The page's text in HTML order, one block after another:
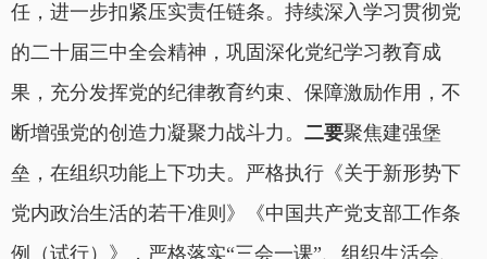
任，进一步扣紧压实责任链条。持续深入学习贯彻党
的二十届三中全会精神，巩固深化党纪学习教育成
果，充分发挥党的纪律教育约束、保障激励作用，不
断增强党的创造力凝聚力战斗力。 二要聚焦建强堡
垒，在组织功能上下功夫。严格执行《关于新形势下
党内政治生活的若干准则》《中国共产党支部工作条
例（试行）》，严格落实“三会一课”、组织生活会、